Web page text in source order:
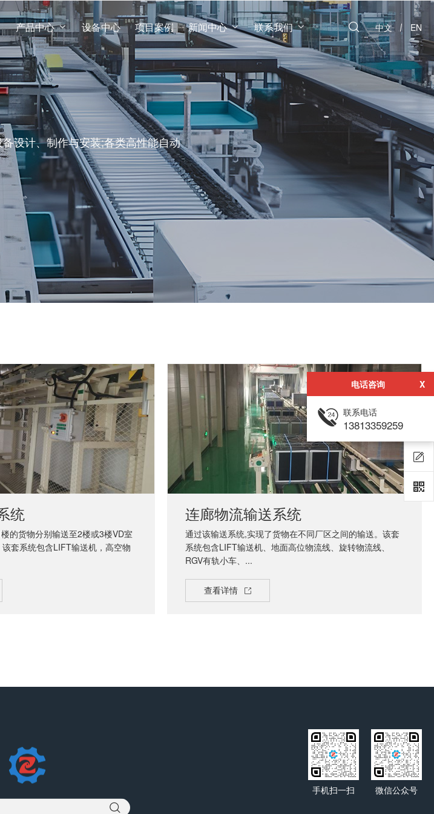
中文 EN
企业文化
产品中心 设备中心 项目案例 新闻中心 联系我们
设计、制作与安装;各类高性能自动
统
的货物分别输送至2楼或3楼VD室
套系统包含LIFT输送机，高空物
连廊物流输送系统
通过该输送系统,实现了货物在不同厂区之间的输送。该套
系统包含LIFT输送机、地面高位物流线、旋转物流线、
RGV有轨小车、...
查看详情
微信公众号
手机扫一扫
电话咨询 X
联系电话
13813359259